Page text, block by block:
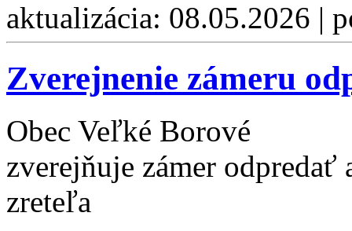
aktualizácia: 08.05.2026 |
Zverejnenie zámeru
Obec Veľké Borové
zverejňuje zámer
zreteľa